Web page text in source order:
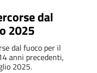
dal
2025
dal fuoco per il
anni precedenti,
2025.